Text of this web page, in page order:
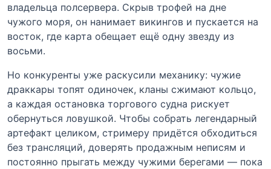
владельца полсервера. Скрыв трофей на дне
чужого моря, он нанимает викингов и пускается на
восток, где карта обещает ещё одну звезду из
восьми.
Но конкуренты уже раскусили механику: чужие
драккары топят одиночек, кланы сжимают кольцо,
а каждая остановка торгового судна рискует
обернуться ловушкой. Чтобы собрать легендарный
артефакт целиком, стримеру придётся обходиться
без трансляций, доверять продажным неписям и
постоянно прыгать между чужими берегами — пока